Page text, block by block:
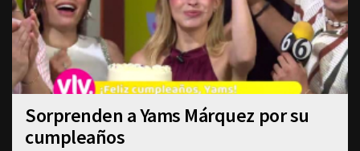
Sorprenden a Yams Márquez por su
cumpleaños